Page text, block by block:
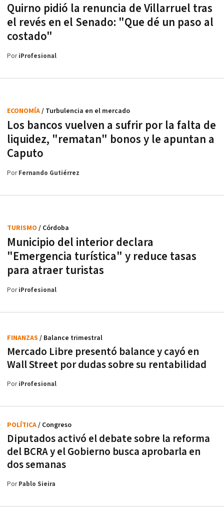
Quirno pidió la renuncia de Villarruel tras
el revés en el Senado: "Que dé un paso al
costado"
PoriProfesional
Los bancos vuelven a sufrir por la falta de
liquidez, "rematan" bonos y le apuntan a
Caputo
ECONOMÍA/ Turbulencia en el mercado
PorFernando Gutiérrez
Municipio del interior declara
"Emergencia turística" y reduce tasas
para atraer turistas
TURISMO / Córdoba
PoriProfesional
Mercado Libre presentó balance y cayó en
Wall Street por dudas sobre su rentabilidad
FINANZAS / Balance trimestral
PoriProfesional
Diputados activó el debate sobre la reforma
del BCRA y el Gobierno busca aprobarla en
dos semanas
POLÍTICA/ Congreso
PorPablo Sieira